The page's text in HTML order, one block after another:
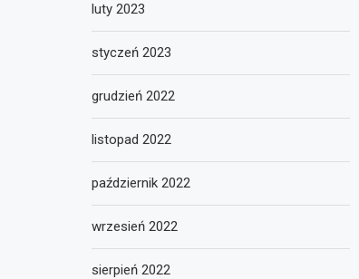
luty 2023
styczeń 2023
grudzień 2022
listopad 2022
październik 2022
wrzesień 2022
sierpień 2022